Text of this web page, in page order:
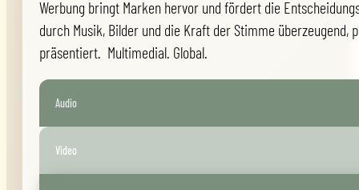
Werbung bringt Marken hervor und fördert die
durch Musik, Bilder und die Kraft der Stimme überzeugend,
präsentiert. Multimedial. Global.
Audio
Video